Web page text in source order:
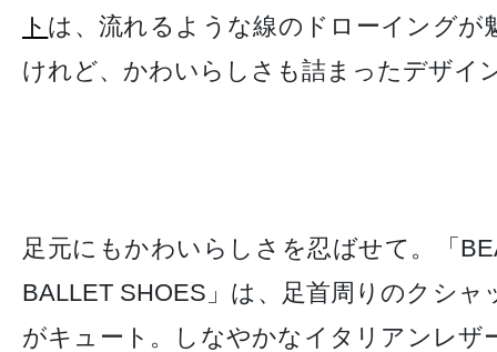
ト は、流れるような線のドローイングが
けれど、かわいらしさも詰まったデザイ
足元にもかわいらしさを忍ばせて。「
BALLET SHOES」は、足首周りのクシャ
がキュート。しなやかなイタリアンレザ